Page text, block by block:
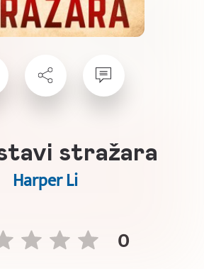
stražara
Harper Li
0